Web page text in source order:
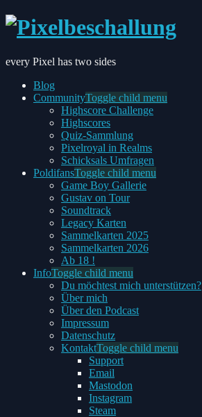
every Pixel has two sides
Blog
CommunityToggle child menu
Highscore Challenge
Highscores
Quiz-Sammlung
Pixelroyal in Realms
Schicksals Umfragen
PoldifansToggle child menu
Game Boy Gallerie
Gustav on Tour
Soundtrack
Legacy Karten
Sammelkarten 2025
Sammelkarten 2026
Ab 18 !
InfoToggle child menu
Du möchtest mich unterstützen?
Über mich
Über den Podcast
Impressum
Datenschutz
KontaktToggle child menu
Support
Email
Mastodon
Instagram
Steam